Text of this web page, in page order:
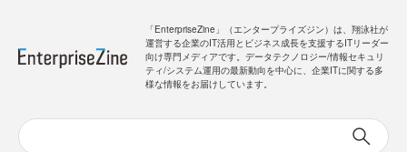
「EnterpriseZine」（エンタープライズジン）は、翔泳社が
運営する企業のIT活用とビジネス成長を支援するITリーダー
向け専門メディアです。データテクノロジー/情報セキュリ
ティ/システム運用の最新動向を中心に、企業ITに関する多
様な情報をお届けしています。